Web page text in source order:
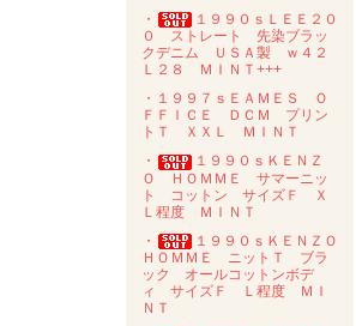
・
１９９０ｓＬＥＥ２０
０ ストレート 先染ブラッ
クデニム ＵＳＡ製 ｗ４２
Ｌ２８ ＭＩＮＴ+++
・１９９７ｓＥＡＭＥＳ Ｏ
ＦＦＩＣＥ ＤＣＭ プリン
トＴ ＸＸＬ ＭＩＮＴ
・
１９９０ｓＫＥＮＺ
Ｏ ＨＯＭＭＥ サマーニッ
ト コットン サイズＦ Ｘ
Ｌ程度 ＭＩＮＴ
・
１９９０ｓＫＥＮＺＯ
ＨＯＭＭＥ ニットＴ ブラ
ック オールコットンボデ
ィ サイズＦ Ｌ程度 ＭＩ
ＮＴ